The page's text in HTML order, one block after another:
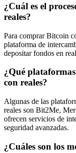
¿Cuál es el
reales?
Para comprar Bitcoin
plataforma de
depositar fondos en
¿Qué
con reales?
Algunas de las
reales son Bit2Me,
ofrecen servicios de
seguridad avanzadas.
¿Cuáles son los